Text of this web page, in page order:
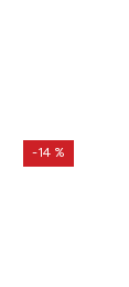
-14 %